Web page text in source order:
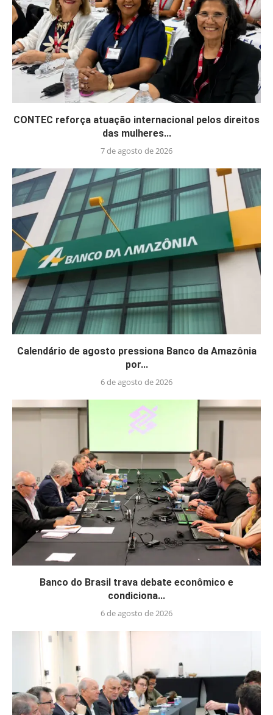
CONTEC reforça atuação internacional pelos direitos
das mulheres...
7 de agosto de 2026
Calendário de agosto pressiona Banco da Amazônia
por...
6 de agosto de 2026
Banco do Brasil trava debate econômico e
condiciona...
6 de agosto de 2026